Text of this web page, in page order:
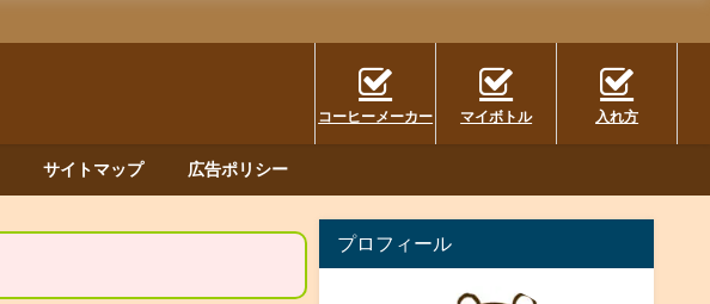
コーヒーメーカー マイボトル 入れ方
サイトマップ 広告ポリシー
プロフィール